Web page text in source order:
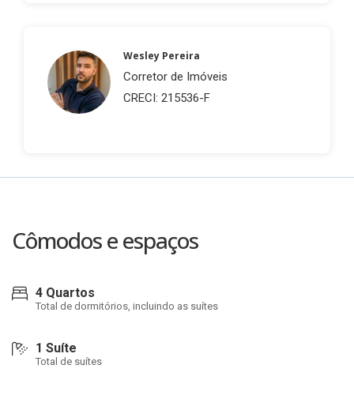
Wesley Pereira
Corretor de Imóveis
CRECI: 215536-F
Cômodos e espaços
4 Quartos
Total de dormitórios, incluindo as suítes
1 Suíte
Total de suítes